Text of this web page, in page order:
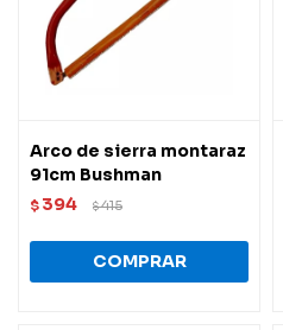
Arco de sierra montaraz
91cm Bushman
$ 394 $415